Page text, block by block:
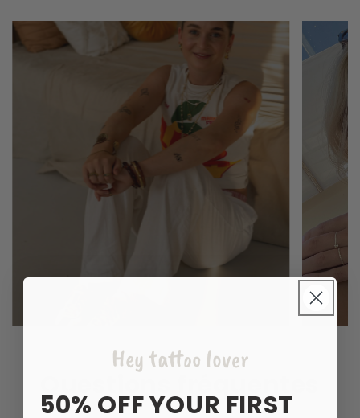
Hey tattoo lover
50% OFF YOUR FIRST